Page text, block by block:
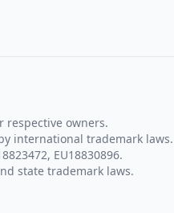
respective owners.
international trademark laws.
EU18830896.
state trademark laws.